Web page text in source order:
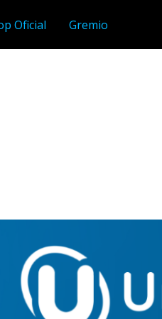
Oficial Gremio